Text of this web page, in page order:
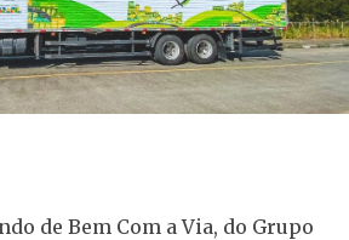
de Bem Com a Via, do Grupo